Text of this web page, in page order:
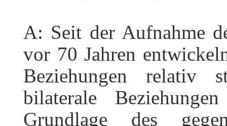
A: Seit der Aufnahme
vor 70 Jahren
Beziehungen relativ
bilaterale
Grundlage des